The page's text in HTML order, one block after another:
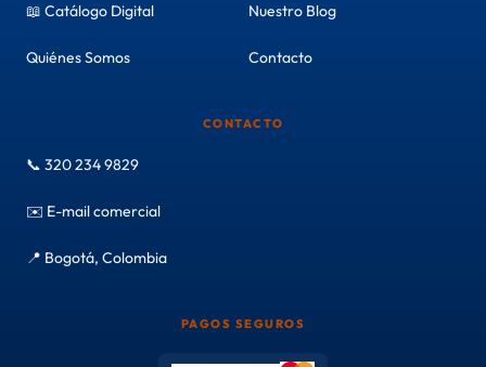
📖 Catálogo Digital Nuestro Blog
Quiénes Somos Contacto
CONTACTO
📞 320 234 9829
✉️ E-mail comercial
📍 Bogotá, Colombia
PAGOS SEGUROS